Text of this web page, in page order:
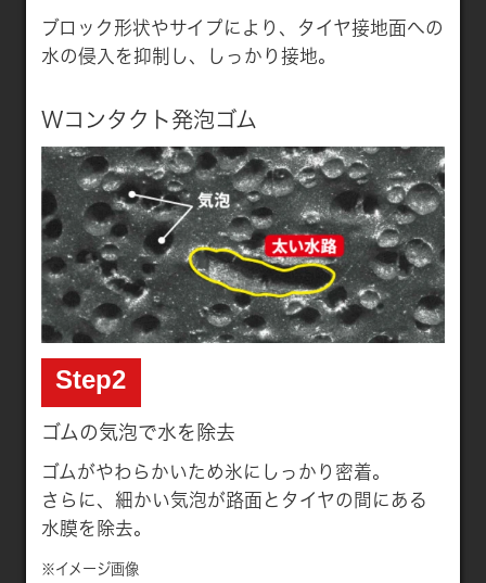
ブロック形状やサイプにより、タイヤ接地面への
水の侵入を抑制し、しっかり接地。
Wコンタクト発泡ゴム
Step2
ゴムの気泡で水を除去
ゴムがやわらかいため氷にしっかり密着。
さらに、細かい気泡が路面とタイヤの間にある
水膜を除去。
※イメージ画像